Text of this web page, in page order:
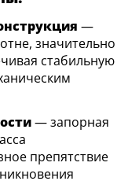
—
значительно
стабильную
— запорная
препятствие